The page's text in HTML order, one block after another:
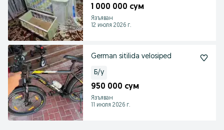
1 000 000 сум
Язъяван
12 июля 2026 г.
German sitilida velosiped
Б/у
950 000 сум
Язъяван
11 июля 2026 г.